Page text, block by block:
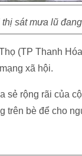
sát mưa lũ
(TP Thanh
xã hội.
rộng rãi của
trên bè để cho